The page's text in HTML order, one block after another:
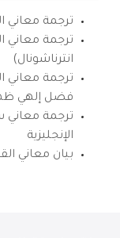
ترجمة معاني
ترجمة معاني
انترناشونال)
ترجمة معاني
فضل إلهي
ترجمة معاني
الإنجليزية
بيان معاني